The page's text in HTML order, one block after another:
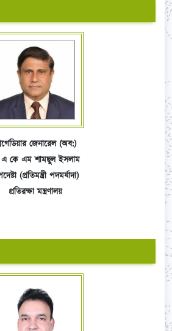
জেনারেল (অব:)
কে এম শামছুল ইসলাম
(প্রতিমন্ত্রী পদমর্যাদা)
প্রতিরক্ষা মন্ত্রণালয়